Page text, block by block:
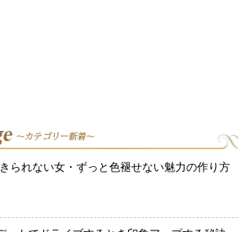
られない女・ずっと色褪せない魅力の作り方